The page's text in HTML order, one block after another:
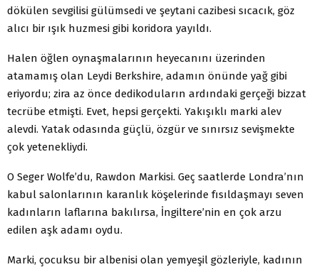
dökülen sevgilisi gülümsedi ve şeytani cazibesi sıcacık, göz
alıcı bir ışık huzmesi gibi koridora yayıldı.
Halen öğlen oynaşmalarının heyecanını üzerinden
atamamış olan Leydi Berkshire, adamın önünde yağ gibi
eriyordu; zira az önce dedikoduların ardındaki gerçeği bizzat
tecrübe etmişti. Evet, hepsi gerçekti. Yakışıklı marki alev
alevdi. Yatak odasında güçlü, özgür ve sınırsız sevişmekte
çok yetenekliydi.
O Seger Wolfe’du, Rawdon Markisi. Geç saatlerde Londra’nın
kabul salonlarının karanlık köşelerinde fısıldaşmayı seven
kadınların laflarına bakılırsa, İngiltere’nin en çok arzu
edilen aşk adamı oydu.
Marki, çocuksu bir albenisi olan yemyeşil gözleriyle, kadının